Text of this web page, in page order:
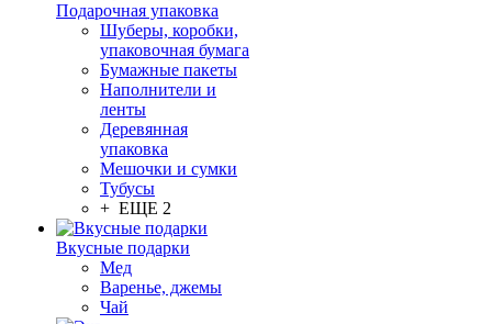
Подарочная упаковка
Шуберы, коробки,
упаковочная бумага
Бумажные пакеты
Наполнители и
ленты
Деревянная
упаковка
Мешочки и сумки
Тубусы
+ ЕЩЕ 2
Вкусные подарки
Мед
Варенье, джемы
Чай